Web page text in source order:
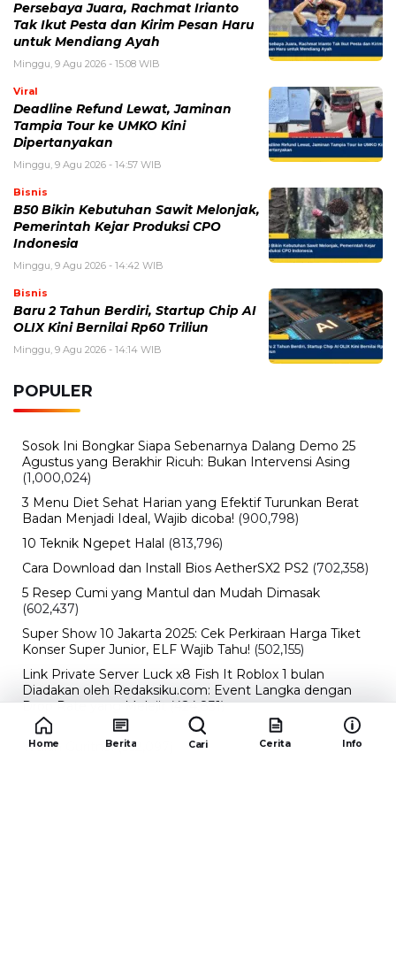
Persebaya Juara, Rachmat Irianto
Tak Ikut Pesta dan Kirim Pesan Haru
untuk Mendiang Ayah
Minggu, 9 Agu 2026 - 15:08 WIB
Viral
Deadline Refund Lewat, Jaminan
Tampia Tour ke UMKO Kini
Dipertanyakan
Minggu, 9 Agu 2026 - 14:57 WIB
Bisnis
B50 Bikin Kebutuhan Sawit Melonjak,
Pemerintah Kejar Produksi CPO
Indonesia
Minggu, 9 Agu 2026 - 14:42 WIB
Bisnis
Baru 2 Tahun Berdiri, Startup Chip AI
OLIX Kini Bernilai Rp60 Triliun
Minggu, 9 Agu 2026 - 14:14 WIB
POPULER
Sosok Ini Bongkar Siapa Sebenarnya Dalang Demo 25
Agustus yang Berakhir Ricuh: Bukan Intervensi Asing
(1,000,024)
3 Menu Diet Sehat Harian yang Efektif Turunkan Berat
Badan Menjadi Ideal, Wajib dicoba! (900,798)
10 Teknik Ngepet Halal (813,796)
Cara Download dan Install Bios AetherSX2 PS2 (702,358)
5 Resep Cumi yang Mantul dan Mudah Dimasak
(602,437)
Super Show 10 Jakarta 2025: Cek Perkiraan Harga Tiket
Konser Super Junior, ELF Wajib Tahu! (502,155)
Link Private Server Luck x8 Fish It Roblox 1 bulan
Diadakan oleh Redaksiku.com: Event Langka dengan
Drop Rate yang Melejit (424,831)
10 Film Indonesia Tayang November 2024, Ada Film
Wulan Guritno! (352,097)
Home Berita Cari Cerita Info